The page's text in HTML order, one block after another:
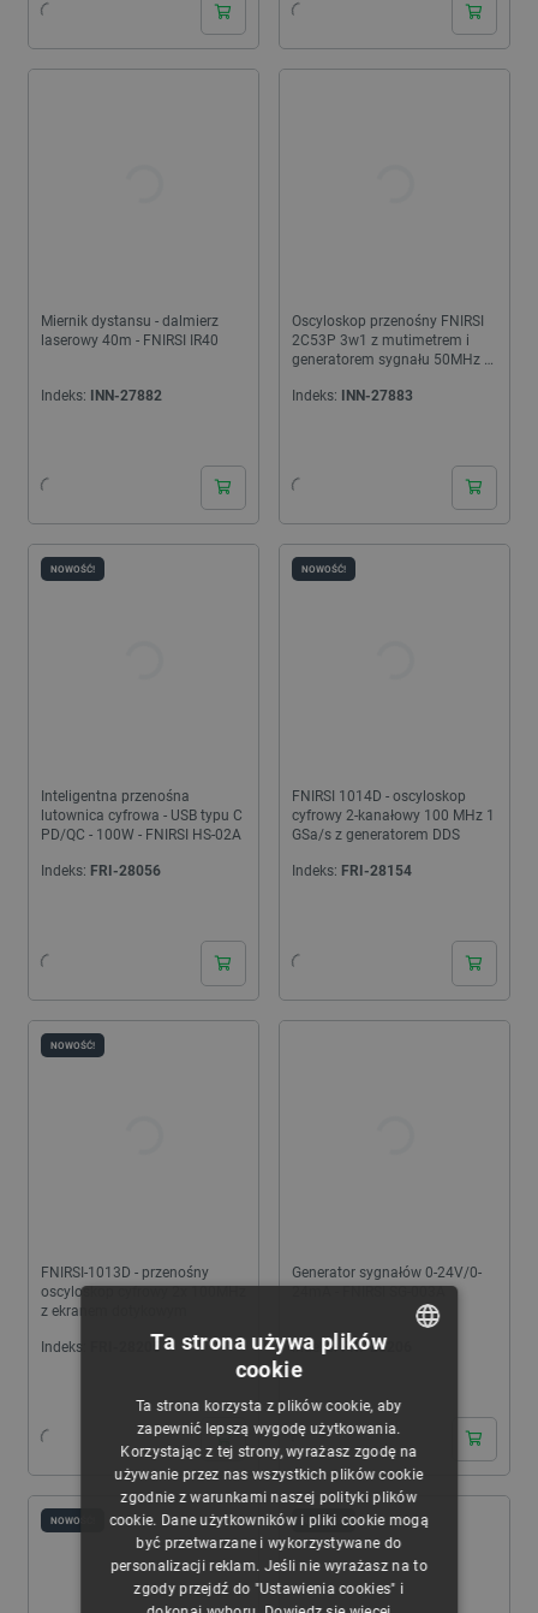
Miernik dystansu - dalmierz
laserowy 40m - FNIRSI IR40
Indeks: INN-27882
Oscyloskop przenośny FNIRSI
2C53P 3w1 z mutimetrem i
generatorem sygnału 50MHz 2
Indeks:
INN-27883
Inteligentna przenośna
lutownica cyfrowa - USB typu C
PD/QC - 100W - FNIRSI HS-02A
Indeks: FRI-28056
NOWOŚĆ!
FNIRSI 1014D - oscyloskop
cyfrowy 2-kanałowy 100 MHz 1
GSa/s z generatorem DDS
Indeks: FRI-28154
NOWOŚĆ!
FNIRSI-1013D - przenośny
oscyloskop cyfrowy 2x 100MHz
z ekranem dotykowym
Indeks: FRI-28205
NOWOŚĆ!
Generator sygnałów 0-24V/0-
24mA - FNIRSI SG-003A
Indeks:FRI-28206
NOWOŚĆ! NOWOŚĆ!
CZECH
ENGLISH
GERMAN
Ta strona używa plików
cookie
Ta strona korzysta z plików cookie, aby
zapewnić lepszą wygodę użytkowania.
Korzystając z tej strony, wyrażasz zgodę na
używanie przez nas wszystkich plików cookie
zgodnie z warunkami naszej polityki plików
cookie. Dane użytkowników i pliki cookie mogą
być przetwarzane i wykorzystywane do
personalizacji reklam. Jeśli nie wyrażasz na to
zgody przejdź do "Ustawienia cookies" i